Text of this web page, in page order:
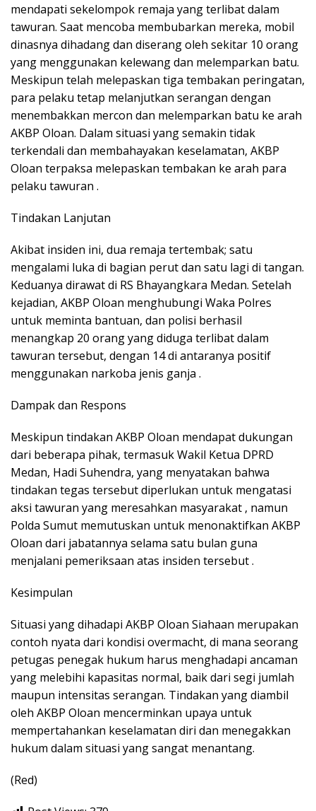
mendapati sekelompok remaja yang terlibat dalam
tawuran. Saat mencoba membubarkan mereka, mobil
dinasnya dihadang dan diserang oleh sekitar 10 orang
yang menggunakan kelewang dan melemparkan batu.
Meskipun telah melepaskan tiga tembakan peringatan,
para pelaku tetap melanjutkan serangan dengan
menembakkan mercon dan melemparkan batu ke arah
AKBP Oloan. Dalam situasi yang semakin tidak
terkendali dan membahayakan keselamatan, AKBP
Oloan terpaksa melepaskan tembakan ke arah para
pelaku tawuran .
Tindakan Lanjutan
Akibat insiden ini, dua remaja tertembak; satu
mengalami luka di bagian perut dan satu lagi di tangan.
Keduanya dirawat di RS Bhayangkara Medan. Setelah
kejadian, AKBP Oloan menghubungi Waka Polres
untuk meminta bantuan, dan polisi berhasil
menangkap 20 orang yang diduga terlibat dalam
tawuran tersebut, dengan 14 di antaranya positif
menggunakan narkoba jenis ganja .
Dampak dan Respons
Meskipun tindakan AKBP Oloan mendapat dukungan
dari beberapa pihak, termasuk Wakil Ketua DPRD
Medan, Hadi Suhendra, yang menyatakan bahwa
tindakan tegas tersebut diperlukan untuk mengatasi
aksi tawuran yang meresahkan masyarakat , namun
Polda Sumut memutuskan untuk menonaktifkan AKBP
Oloan dari jabatannya selama satu bulan guna
menjalani pemeriksaan atas insiden tersebut .
Kesimpulan
Situasi yang dihadapi AKBP Oloan Siahaan merupakan
contoh nyata dari kondisi overmacht, di mana seorang
petugas penegak hukum harus menghadapi ancaman
yang melebihi kapasitas normal, baik dari segi jumlah
maupun intensitas serangan. Tindakan yang diambil
oleh AKBP Oloan mencerminkan upaya untuk
mempertahankan keselamatan diri dan menegakkan
hukum dalam situasi yang sangat menantang.
(Red)